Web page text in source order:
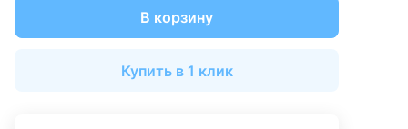
В корзину
Купить в 1 клик